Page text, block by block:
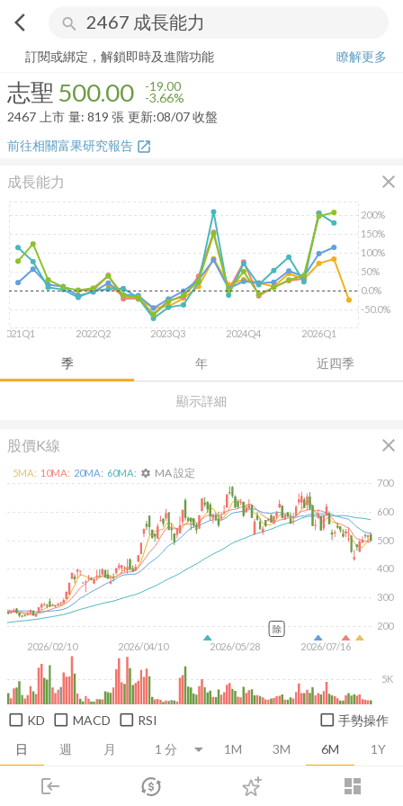
arrow_back_ios search
login dashboard
市場 登入
志聖 500.00 -3.66%
訂閱或綁定，解鎖即時及進階功能
瞭解更多
志聖 500.00 -19.00
-3.66%
2467 上市 量: 819 張 更新:08/07 收盤
前往相關富果研究報告 open_in_new
成長能力 close
顯示詳細
季 年 近四季
2021Q1 2022Q2 2023Q3 2024Q4 2026Q1
-50.0%
0.0%
50%
100%
150%
200%
股價K線 close
日 週 月 1M 3M 6M 1Y
2026/02/10 2026/04/10 2026/05/28 2026/07/16
200
300
400
500
600
700
5K
5MA: 10MA: 20MA: 60MA: settings MA 設定
除
KD MACD RSI 手勢操作
推薦卡片 消息面 財務報